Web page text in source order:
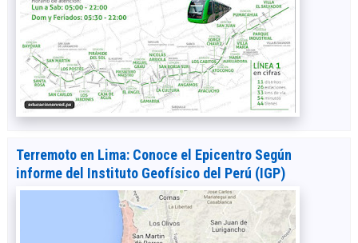
Terremoto en Lima: Conoce el Epicentro Según
informe del Instituto Geofísico del Perú (IGP)